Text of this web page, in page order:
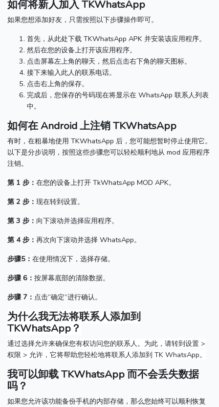
如何将新人加入 TKWhatsApp
如果您想添加好友，只需按照以下步骤操作即可。
首先，从此处下载 TKWhatsApp APK 并安装该应用程序。
然后在您的设备上打开该应用程序。
点击屏幕左上角的聊天，然后点击右下角的聊天图标。
接下来输入此人的联系电话。
点击右上角的保存。
完成后，您保存的号码现在将显示在 WhatsApp 联系人列表
中。
如何在 Android 上注销 TKWhatsApp
有时，在粗暴地使用 TKWhatsApp 后，您可能想暂时停止使用它。
以下是分步说明，按照这些步骤您可以轻松顺利地从 mod 应用程序
注销。
第 1 步： 在您的设备上打开 TkWhatsApp MOD APK。
第 2 步： 现在转到设置。
第 3 步： 向下滚动并选择应用程序。
第 4 步： 再次向下滚动并选择 WhatsApp。
步骤5： 在使用情况下，选择存储。
步骤 6： 按屏幕底部的清除数据。
步骤 7： 点击“确定”进行确认。
为什么我无法将联系人添加到
TKWhatsApp？
通过选择允许来确保您有权访问您的联系人。 为此，请转到设置 >
权限 > 允许，它将帮助您轻松地将联系人添加到 TK WhatsApp。
我可以卸载 TKWhatsApp 而不会丢失数据
吗？
如果您允许该功能备份手机的内部存储，那么您始终可以顺利恢复